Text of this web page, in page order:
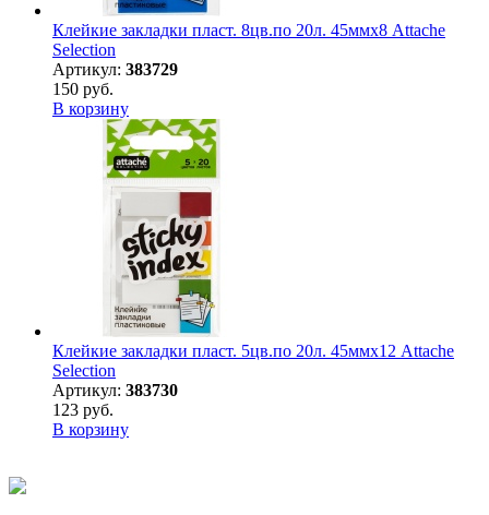
Клейкие закладки пласт. 8цв.по 20л. 45ммх8 Attache
Selection
Артикул: 383729
150 руб.
В корзину
Клейкие закладки пласт. 5цв.по 20л. 45ммх12 Attache
Selection
Артикул: 383730
123 руб.
В корзину